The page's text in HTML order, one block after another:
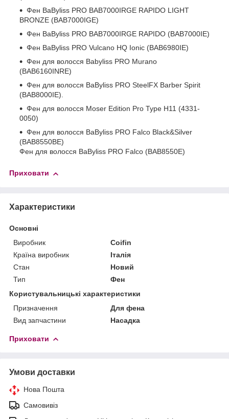
Фен BaByliss PRO BAB7000IRGE RAPIDO LIGHT
BRONZE (BAB7000IGE)
Фен BaByliss PRO BAB7000IRGE RAPIDO (BAB7000IE)
Фен BaByliss PRO Vulcano HQ Ionic (BAB6980IE)
Фен для волосся Babyliss PRO Murano
(BAB6160INRE)
Фен для волосся BaByliss PRO SteelFX Barber Spirit
(BAB8000IE).
Фен для волосся Moser Edition Pro Type H11 (4331-
0050)
Фен для волосся BaByliss PRO Falco Black&Silver
(BAB8550BE)
Фен для волосся BaByliss PRO Falco (BAB8550E)
Приховати
Характеристики
Основні
Виробник
Coifin
Країна виробник
Італія
Стан
Новий
Тип
Фен
Користувальницькі характеристики
Призначення
Для фена
Вид запчастини
Насадка
Приховати
Умови доставки
Нова Пошта
Самовивіз